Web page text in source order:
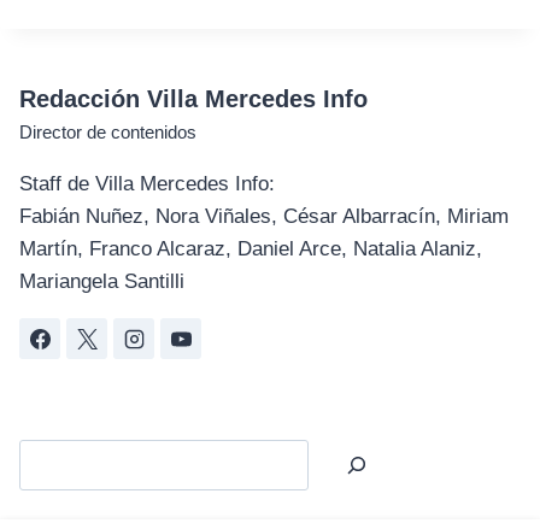
Redacción Villa Mercedes Info
Director de contenidos
Staff de Villa Mercedes Info:
Fabián Nuñez, Nora Viñales, César Albarracín, Miriam
Martín, Franco Alcaraz, Daniel Arce, Natalia Alaniz,
Mariangela Santilli